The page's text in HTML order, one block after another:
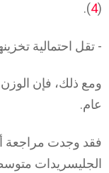
(
4
).
- تقل احتمالية
ومع ذلك، فإن
عام.